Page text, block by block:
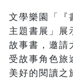
文學樂園「『
主題書展」展
故事書，邀請
受故事角色旅
美好的閱讀之